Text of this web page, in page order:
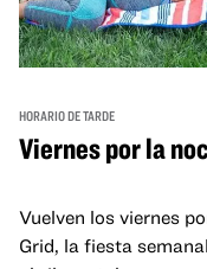
HORARIO DE TARDE
Viernes por la
Vuelven los viernes
Grid, la fiesta